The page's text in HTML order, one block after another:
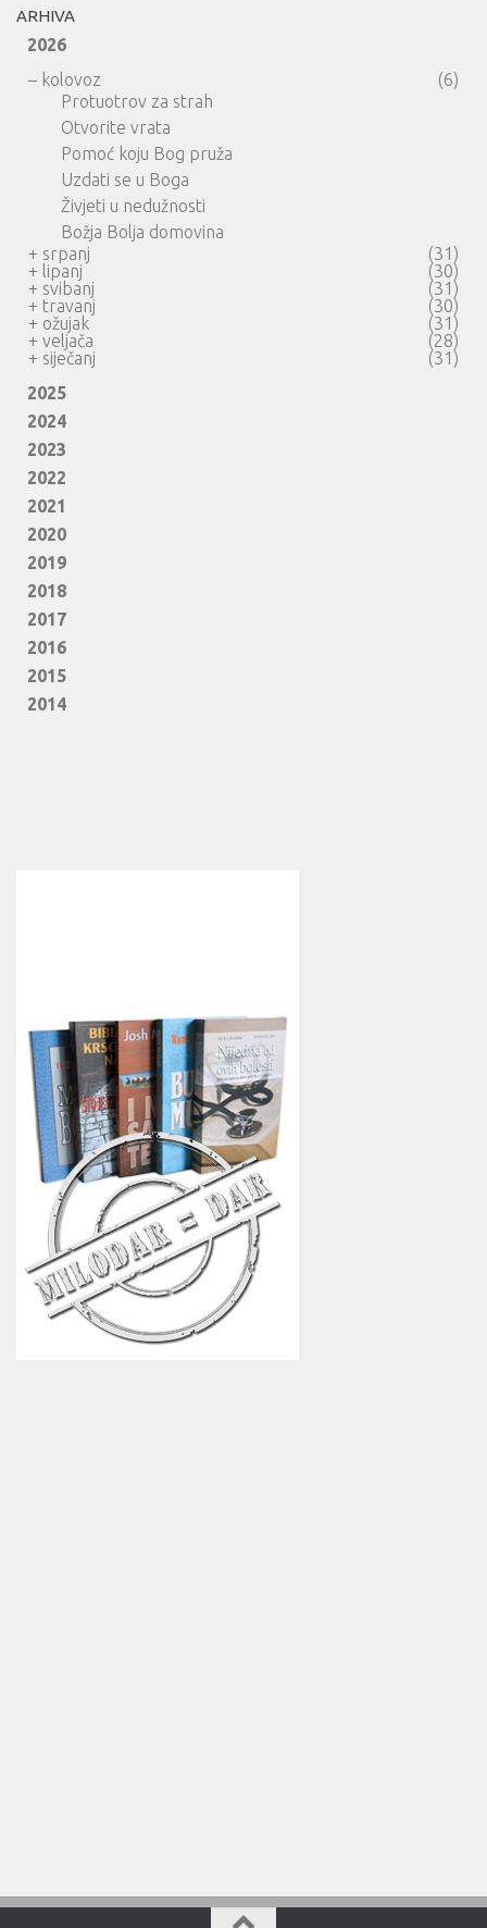
ARHIVA
2026
– kolovoz
(6)
Protuotrov za strah
Otvorite vrata
Pomoć koju Bog pruža
Uzdati se u Boga
Živjeti u nedužnosti
Božja Bolja domovina
+ srpanj
(31)
+ lipanj
(30)
+ svibanj
(31)
+ travanj
(30)
+ ožujak
(31)
+ veljača
(28)
+ siječanj
(31)
2025
2024
2023
2022
2021
2020
2019
2018
2017
2016
2015
2014